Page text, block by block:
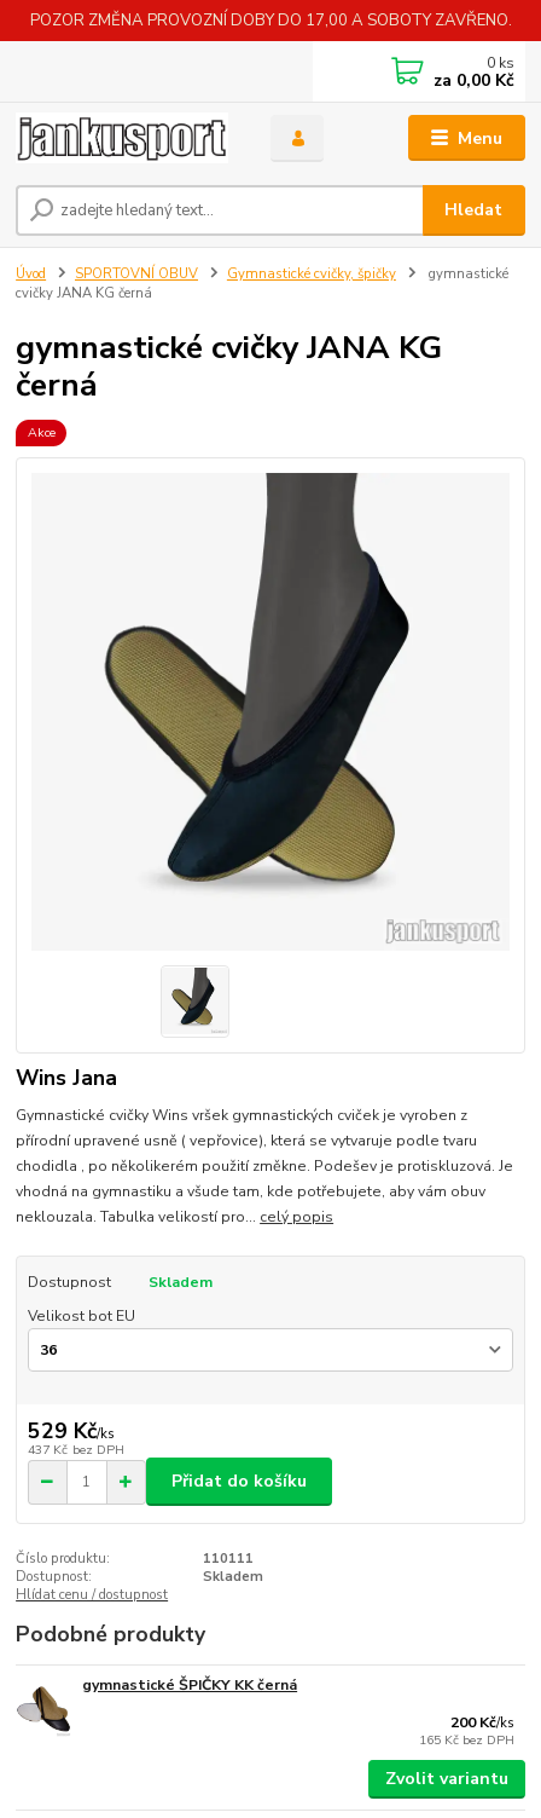
POZOR ZMĚNA PROVOZNÍ DOBY DO 17,00 A SOBOTY ZAVŘENO.
Menu
Hledat
0 ks
za 0,00 Kč
Úvod SPORTOVNÍ OBUV Gymnastické cvičky, špičky
gymnastické
cvičky JANA KG černá
gymnastické cvičky JANA KG
černá
Akce
Wins Jana
Gymnastické cvičky Wins vršek gymnastických cviček je vyroben z
přírodní upravené usně ( vepřovice), která se vytvaruje podle tvaru
chodidla , po několikerém použití změkne. Podešev je protiskluzová. Je
vhodná na gymnastiku a všude tam, kde potřebujete, aby vám obuv
neklouzala. Tabulka velikostí pro... celý popis
Dostupnost
Skladem
Velikost bot EU
529 Kč/ks
437 Kč bez DPH
Přidat do košíku
Číslo produktu:
110111
Dostupnost:
Skladem
Hlídat cenu / dostupnost
Podobné produkty
gymnastické ŠPIČKY KK černá
200 Kč/ks
165 Kč bez DPH
Zvolit variantu